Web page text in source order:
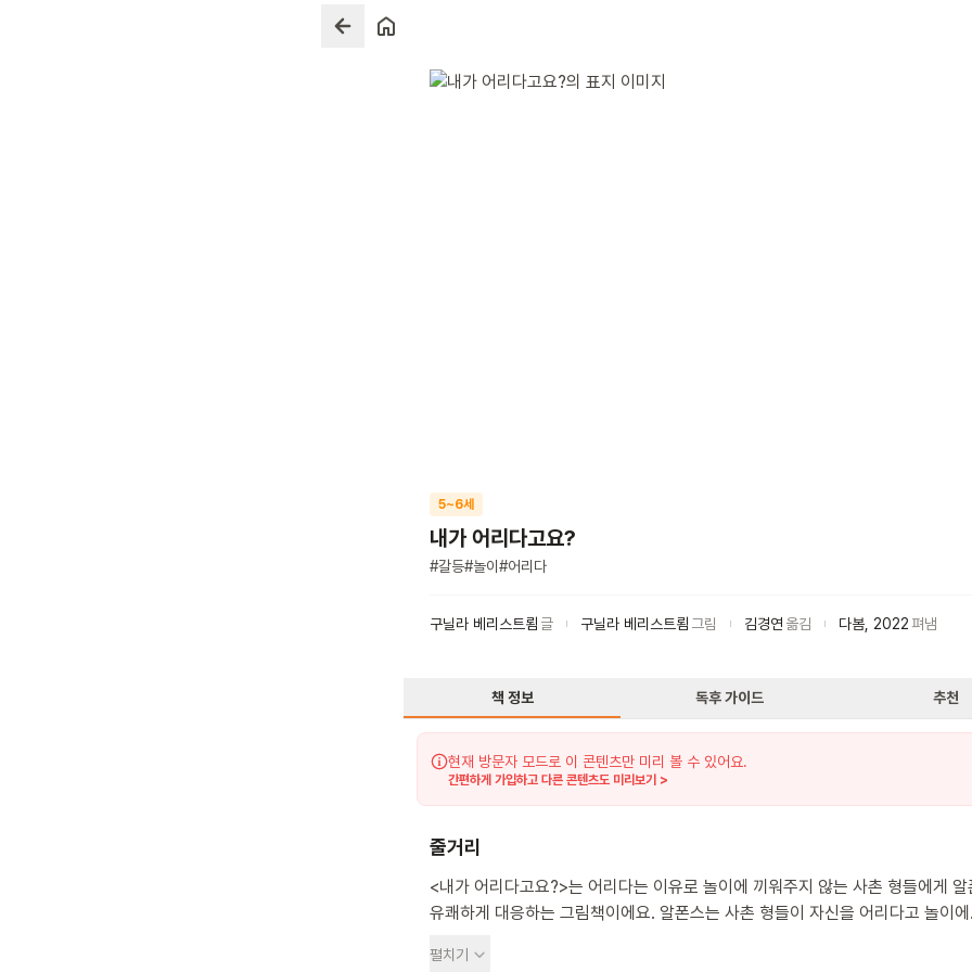
5~6세
내가 어리다고요?
#갈등#놀이 #어리다
구닐라 베리스트룀 글 구닐라 베리스트룀 그림 김경연 옮김 다봄 2022펴냄
책 정보 독후 가이드 추천
현재 방문자 모드로 이 콘텐츠만 미리 볼 수 있어요.
간편하게 가입하고 다른 콘텐츠도 미리보기 >
줄거리
<내가 어리다고요?>는 어리다는 이유로 놀이에 끼워주지 않는 사촌 형들에게 알
유쾌하게 대응하는 그림책이에요. 알폰스는 사촌 형들이 자신을 어리다고 놀이에
생각이 떠올라요. 알폰스는 '어려서 아무것도 모른다'는 형들의 말을 이용해 쿠키
펼치기